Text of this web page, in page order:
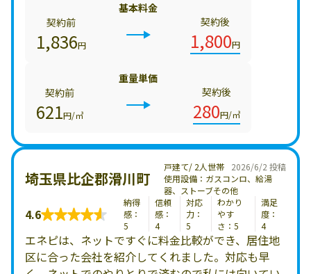
基本料金
契約前
1,836円
契約後
1,800円
重量単価
契約前
621円/㎥
契約後
280円/㎥
2026/6/2 投稿
埼玉県比企郡滑川町
戸建て/ 2人世帯
使用設備：ガスコンロ、給湯
器、ストーブその他
4.6
納得
感：
5
信頼
感：
4
対応
力：
5
わかり
やす
さ：5
満足
度：
4
エネピは、ネットですぐに料金比較ができ、居住地
区に合った会社を紹介してくれました。対応も早